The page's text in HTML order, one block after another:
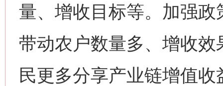
量、增收目标等。加强
带动农户数量多、增收
民更多分享产业链增值收